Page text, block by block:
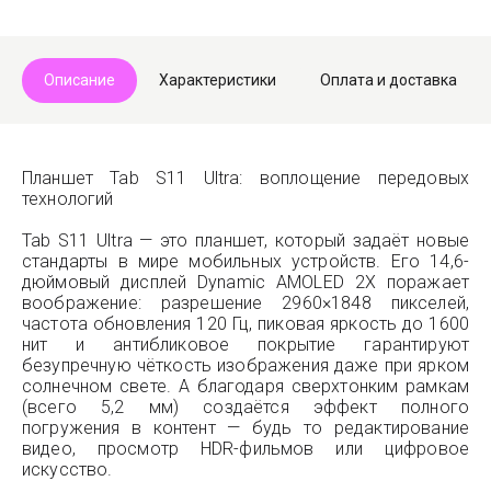
Описание Характеристики Оплата и доставка
Планшет Tab S11 Ultra: воплощение передовых
технологий
Tab S11 Ultra — это планшет, который задаёт новые
стандарты в мире мобильных устройств. Его 14,6-
дюймовый дисплей Dynamic AMOLED 2X поражает
воображение: разрешение 2960×1848 пикселей,
частота обновления 120 Гц, пиковая яркость до 1600
нит и антибликовое покрытие гарантируют
безупречную чёткость изображения даже при ярком
солнечном свете. А благодаря сверхтонким рамкам
(всего 5,2 мм) создаётся эффект полного
погружения в контент — будь то редактирование
видео, просмотр HDR-фильмов или цифровое
искусство.